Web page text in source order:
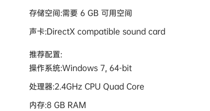
存储空间:需要 6 GB 可用空间
声卡:DirectX compatible sound card
推荐配置:
操作系统:Windows 7, 64-bit
处理器:2.4GHz CPU Quad Core
内存:8 GB RAM